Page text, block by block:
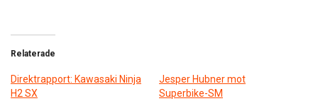
Relaterade
Direktrapport: Kawasaki Ninja
H2 SX
Jesper Hubner mot
Superbike-SM